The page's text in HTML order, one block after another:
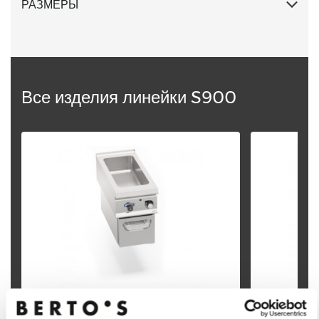
РАЗМЕРЫ
Все изделия линейки S900